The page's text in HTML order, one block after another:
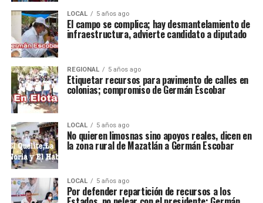
LOCAL 5 años ago
El campo se complica; hay desmantelamiento de
infraestructura, advierte candidato a diputado
REGIONAL 5 años ago
Etiquetar recursos para pavimento de calles en
colonias; compromiso de Germán Escobar
LOCAL 5 años ago
No quieren limosnas sino apoyos reales, dicen en
la zona rural de Mazatlán a Germán Escobar
LOCAL 5 años ago
Por defender repartición de recursos a los